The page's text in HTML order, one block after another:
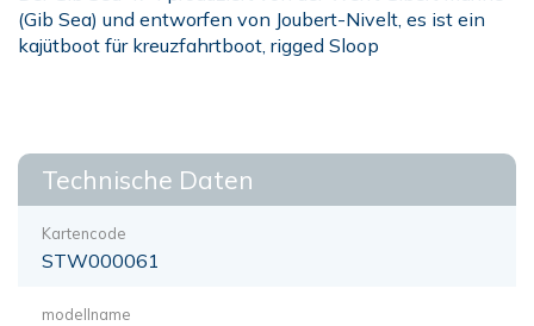
(Gib Sea) und entworfen von Joubert-Nivelt, es ist ein
kajütboot für kreuzfahrtboot, rigged Sloop
Technische Daten
Kartencode
STW000061
modellname